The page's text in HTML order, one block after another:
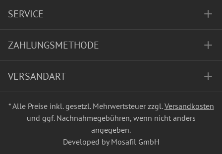
SERVICE
ZAHLUNGSMETHODE
VERSANDART
* Alle Preise inkl. gesetzl. Mehrwertsteuer zzgl.Versandkosten
und ggf. Nachnahmegebühren, wenn nicht anders
angegeben.
Developed by Mosafil GmbH